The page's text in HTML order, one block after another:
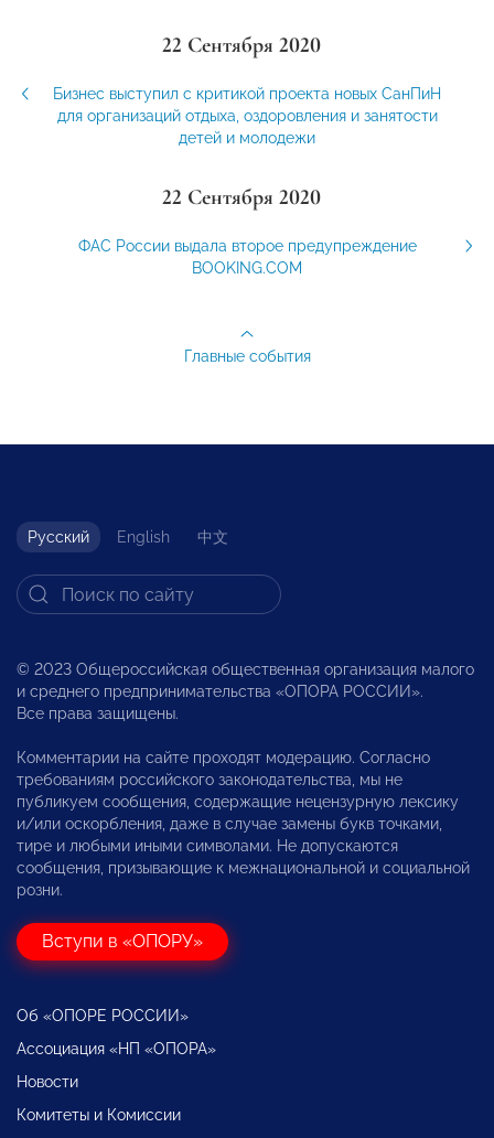
22 Сентября 2020
Бизнес выступил с критикой проекта новых СанПиН
для организаций отдыха, оздоровления и занятости
детей и молодежи
22 Сентября 2020
ФАС России выдала второе предупреждение
BOOKING.COM
Главные события
Русский English 中文
© 2023 Общероссийская общественная организация малого
и среднего предпринимательства «ОПОРА РОССИИ».
Все права защищены.
Комментарии на сайте проходят модерацию. Согласно
требованиям российского законодательства, мы не
публикуем сообщения, содержащие нецензурную лексику
и/или оскорбления, даже в случае замены букв точками,
тире и любыми иными символами. Не допускаются
сообщения, призывающие к межнациональной и социальной
розни.
Вступи в «ОПОРУ»
Об «ОПОРЕ РОССИИ»
Ассоциация «НП «ОПОРА»
Новости
Комитеты и Комиссии